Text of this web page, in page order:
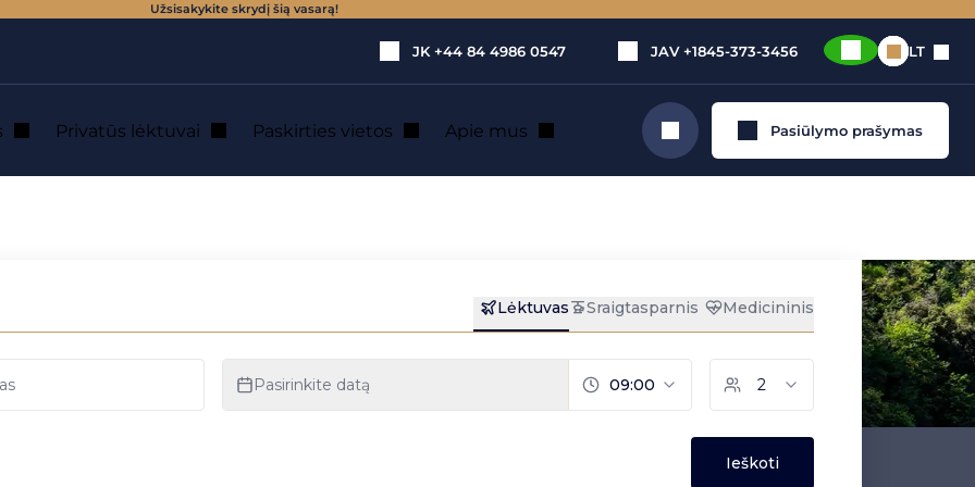
Užsisakykite skrydį šią vasarą!
JK +44 84 4986 0547 JAV +1845-373-3456 LT
Privatūs lėktuvai Paskirties vietos Apie mus Ieškoti Pasiūlymo prašymas